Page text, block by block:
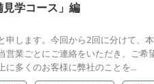
学コース」編
申します。今回から2回に分けて、
営業ごとにご連絡をいただき、ご
に多くのお客様に弊社のことを...